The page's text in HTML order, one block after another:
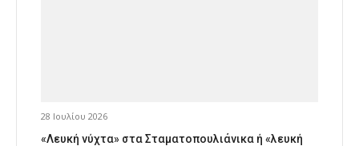
28 Ιουλίου 2026
«Λευκή νύχτα» στα Σταματοπουλιάνικα ή «λευκή